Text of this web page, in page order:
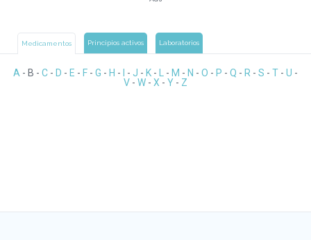
Medicamentos Principios activos Laboratorios
A - B - C - D - E - F - G - H - - J - K - - M - N - O - P - Q - R - S - T - U -
V - W - X - Y - Z